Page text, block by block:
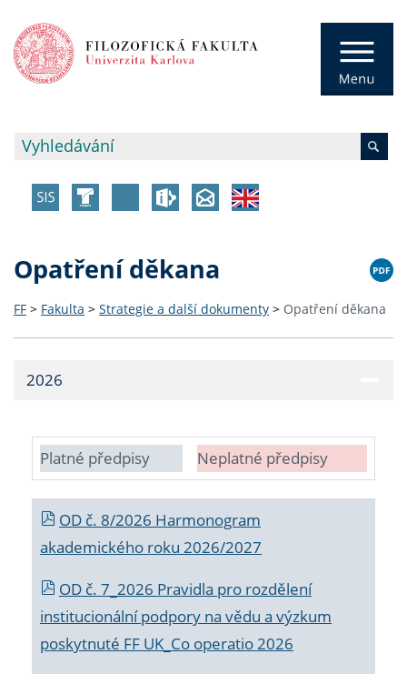
Opatření děkana
FF > Fakulta > Strategie a další dokumenty > Opatření děkana
2026
Platné předpisy Neplatné předpisy
OD č. 8/2026 Harmonogram
akademického roku 2026/2027
OD č. 7_2026 Pravidla pro rozdělení
institucionální podpory na vědu a výzkum
poskytnuté FF UK_Co operatio 2026